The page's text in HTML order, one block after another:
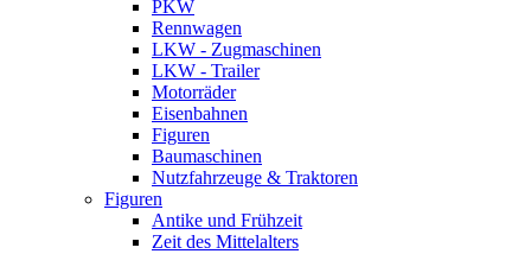
PKW
Rennwagen
LKW - Zugmaschinen
LKW - Trailer
Motorräder
Eisenbahnen
Figuren
Baumaschinen
Nutzfahrzeuge & Traktoren
Figuren
Antike und Frühzeit
Zeit des Mittelalters